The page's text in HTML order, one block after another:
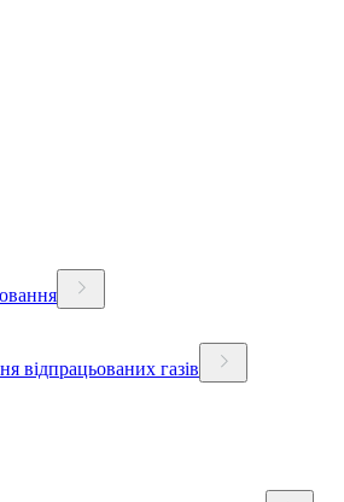
відпрацьованих газів